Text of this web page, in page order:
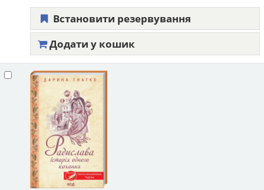
Встановити резервування
Додати у кошик